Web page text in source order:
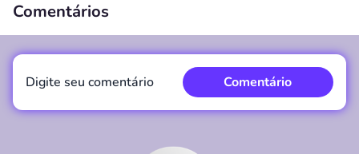
Comentários
Digite seu comentário Comentário